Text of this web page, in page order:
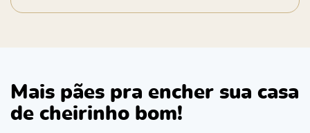
Mais pães pra encher sua casa
de cheirinho bom!